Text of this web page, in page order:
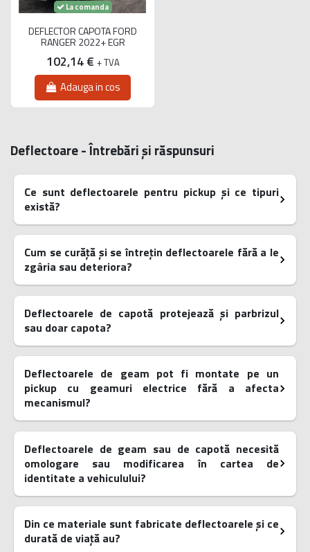
La comanda
DEFLECTOR CAPOTA FORD
RANGER 2022+ EGR
102,14 € + TVA
Adauga in cos
Deflectoare - Întrebări și răspunsuri
Ce sunt deflectoarele pentru pickup și ce tipuri
există?
Cum se curăță și se întrețin deflectoarele fără a le
zgâria sau deteriora?
Deflectoarele de capotă protejează și parbrizul
sau doar capota?
Deflectoarele de geam pot fi montate pe un
pickup cu geamuri electrice fără a afecta
mecanismul?
Deflectoarele de geam sau de capotă necesită
omologare sau modificarea în cartea de
identitate a vehiculului?
Din ce materiale sunt fabricate deflectoarele și ce
durată de viață au?